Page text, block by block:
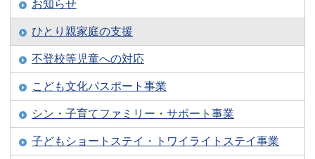
お知らせ
ひとり親家庭の支援
不登校等児童への対応
こども文化パスポート事業
シン・子育てファミリー・サポート事業
子どもショートステイ・トワイライトステイ事業